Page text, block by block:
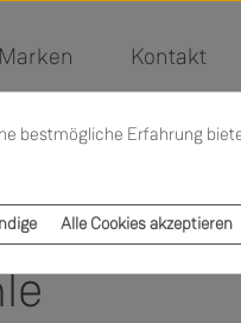
Marken Kontakt
bestmögliche Erfahrung
Alle Cookies akzeptieren